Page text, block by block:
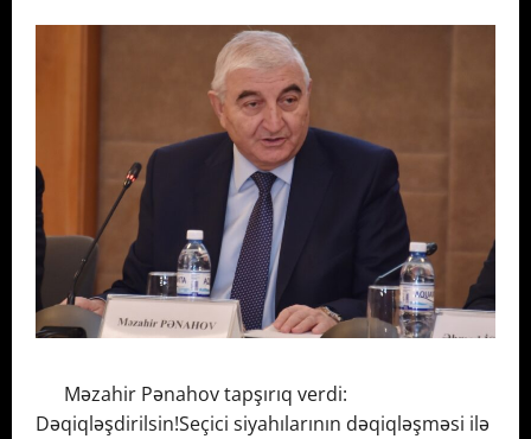
Məzahir Pənahov tapşırıq verdi:
Dəqiqləşdirilsin!Seçici siyahılarının dəqiqləşməsi ilə